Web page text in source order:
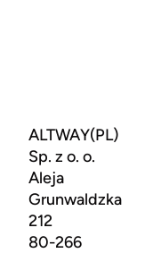
ALTWAY(PL)
Sp. z o. o.
Aleja
Grunwaldzka
212
80-266